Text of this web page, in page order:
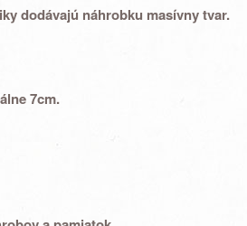
dodávajú náhrobku masívny tvar.
7cm.